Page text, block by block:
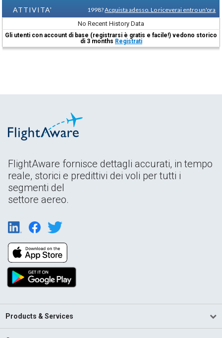
ATTIVITA'
1998?Acquista adesso. Lo riceverai entro un'ora
No Recent History Data
Gli utenti con account di base (registrarsi è gratis e facile!) vedono storico
di 3 months Registrati
FlightAware fornisce dettagli accurati, in tempo
reale, storici e predittivi dei voli per tutti i
segmenti del
settore aereo.
Products & Services